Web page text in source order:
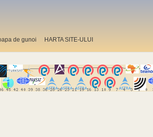
de gunoi HARTA SITE-ULUI